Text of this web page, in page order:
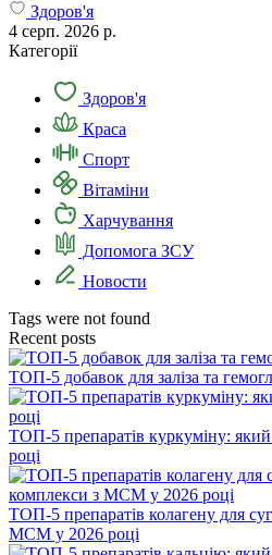
Здоров'я
4 серп. 2026 р.
Категорії
Здоров'я
Краса
Спорт
Вітаміни
Харчування
Допомога ЗСУ
Новости
Tags were not found
Recent posts
ТОП-5 добавок для заліза та
ТОП-5 препаратів куркуміну:
році
ТОП-5 препаратів колагену для
МСМ у 2026 році